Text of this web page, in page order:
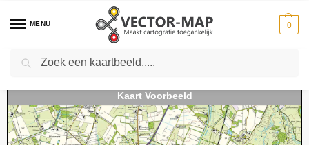
MENU 0
Home Kaarten - Topografische kaarten